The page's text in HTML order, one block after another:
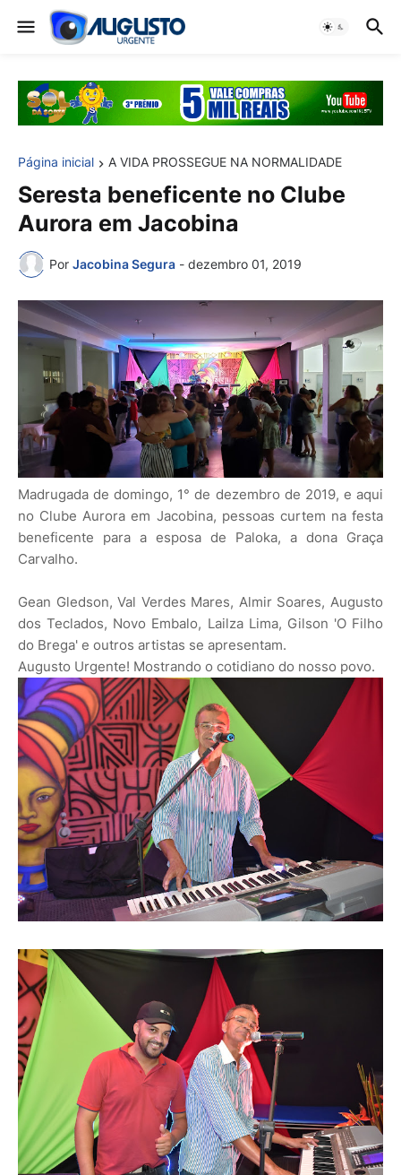
Página inicial A VIDA PROSSEGUE NA NORMALIDADE
Seresta beneficente no Clube
Aurora em Jacobina
Por Jacobina Segura - dezembro 01, 2019
Madrugada de domingo, 1° de dezembro de 2019, e aqui
no Clube Aurora em Jacobina, pessoas curtem na festa
beneficente para a esposa de Paloka, a dona Graça
Carvalho.
Gean Gledson, Val Verdes Mares, Almir Soares, Augusto
dos Teclados, Novo Embalo, Lailza Lima, Gilson 'O Filho
do Brega' e outros artistas se apresentam.
Augusto Urgente! Mostrando o cotidiano do nosso povo.